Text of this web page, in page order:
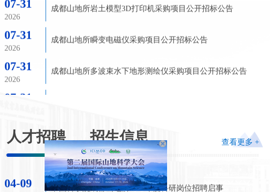
07-31
2026
07-31
2026
07-31
2026
07-31
2026
成都山地所泥石流地震动观测网络、泥石流内部颗粒运动
测量系统采购项目中标公告
2026
研究所声明
人才招聘 招生信息 查看更多 +
03-10
2026
成都山地所诚邀您申报海外优青项目
2026
中国科学院成都山地所2026年度科研岗位招聘启事